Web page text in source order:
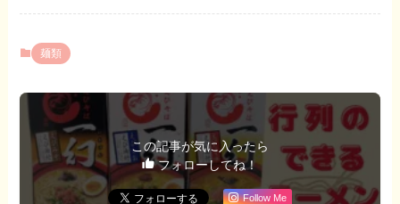
麺類
この記事が気に入ったら
フォローしてね！
Follow Me